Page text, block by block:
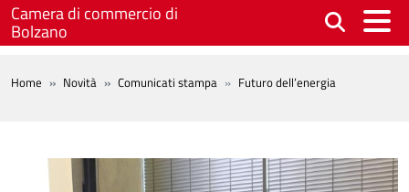
Salta al contenuto principale
Camera di commercio di
Bolzano
BREADCRUMB
Home Novità Comunicati stampa Futuro dell’energia